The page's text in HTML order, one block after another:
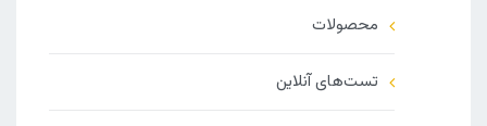
محصولات
تست‌های آنلاین